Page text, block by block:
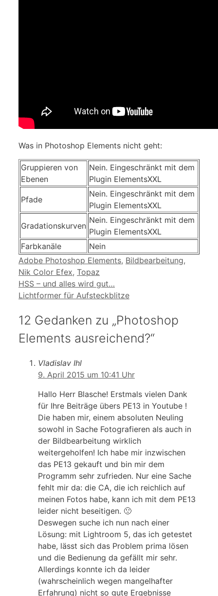
Was in Photoshop Elements nicht geht:
Gruppieren von
Ebenen
Nein. Eingeschränkt mit dem
Plugin ElementsXXL
Pfade
Nein. Eingeschränkt mit dem
Plugin ElementsXXL
Gradationskurven
Nein. Eingeschränkt mit dem
Plugin ElementsXXL
Farbkanäle
Nein
Schlagwörter
Adobe Photoshop Elements, Bildbearbeitung,
Nik Color Efex, Topaz
HSS – und alles wird gut…
Lichtformer für Aufsteckblitze
12 Gedanken zu „Photoshop
Elements ausreichend?“
Vladislav Ihl
9. April 2015 um 10:41 Uhr
Hallo Herr Blasche! Erstmals vielen Dank
für Ihre Beiträge übers PE13 in Youtube !
Die haben mir, einem absoluten Neuling
sowohl in Sache Fotografieren als auch in
der Bildbearbeitung wirklich
weitergeholfen! Ich habe mir inzwischen
das PE13 gekauft und bin mir dem
Programm sehr zufrieden. Nur eine Sache
fehlt mir da: die CA, die ich reichlich auf
meinen Fotos habe, kann ich mit dem PE13
leider nicht beseitigen. 🙁
Deswegen suche ich nun nach einer
Lösung: mit Lightroom 5, das ich getestet
habe, lässt sich das Problem prima lösen
und die Bedienung da gefällt mir sehr.
Allerdings konnte ich da leider
(wahrscheinlich wegen mangelhafter
Erfahrung) nicht so gute Ergebnisse